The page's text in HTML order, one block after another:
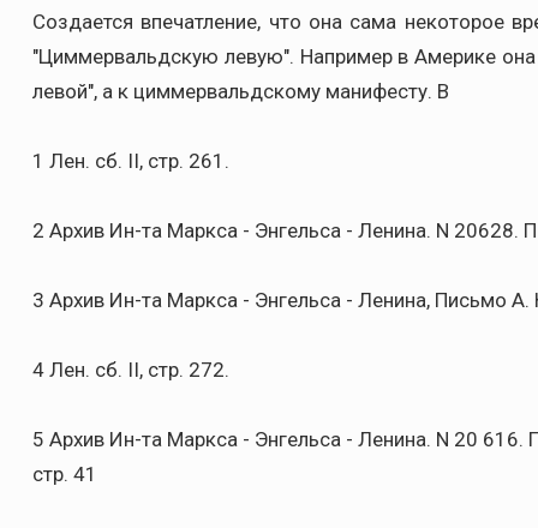
Создается впечатление, что она сама некоторое
"Циммервальдскую левую". Например в Америке
левой", а к циммервальдскому манифесту. В
1 Лен. сб. II, стр. 261.
2 Архив Ин-та Маркса - Энгельса - Ленина. N 20628.
3 Архив Ин-та Маркса - Энгельса - Ленина, Письмо
4 Лен. сб. II, стр. 272.
5 Архив Ин-та Маркса - Энгельса - Ленина. N 20
стр. 41